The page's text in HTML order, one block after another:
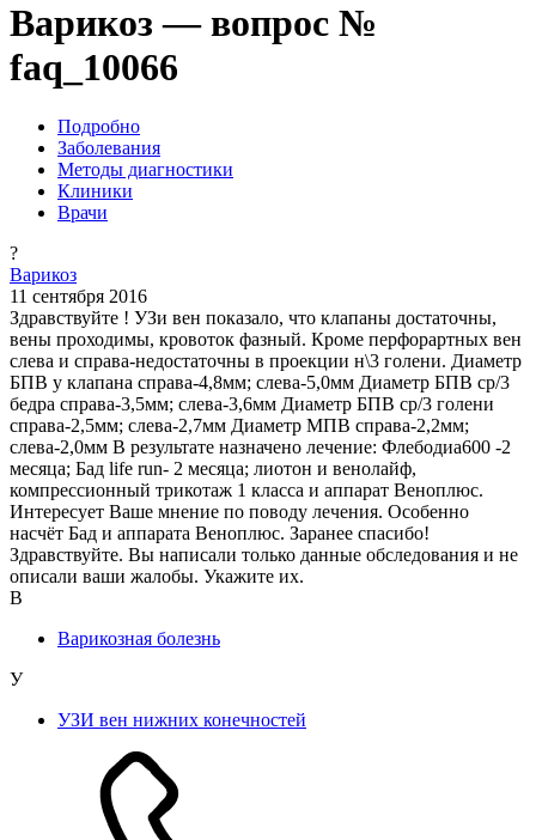
Варикоз — вопрос №
faq_10066
Подробно
Заболевания
Методы диагностики
Клиники
Врачи
?
Варикоз
11 сентября 2016
Здравствуйте ! УЗи вен показало, что клапаны достаточны,
вены проходимы, кровоток фазный. Кроме перфорартных вен
слева и справа-недостаточны в проекции н\3 голени. Диаметр
БПВ у клапана справа-4,8мм; слева-5,0мм Диаметр БПВ ср/3
бедра справа-3,5мм; слева-3,6мм Диаметр БПВ ср/3 голени
справа-2,5мм; слева-2,7мм Диаметр МПВ справа-2,2мм;
слева-2,0мм В результате назначено лечение: Флебодиа600 -2
месяца; Бад life run- 2 месяца; лиотон и венолайф,
компрессионный трикотаж 1 класса и аппарат Веноплюс.
Интересует Ваше мнение по поводу лечения. Особенно
насчёт Бад и аппарата Веноплюс. Заранее спасибо!
Здравствуйте. Вы написали только данные обследования и не
описали ваши жалобы. Укажите их.
В
Варикозная болезнь
У
УЗИ вен нижних конечностей